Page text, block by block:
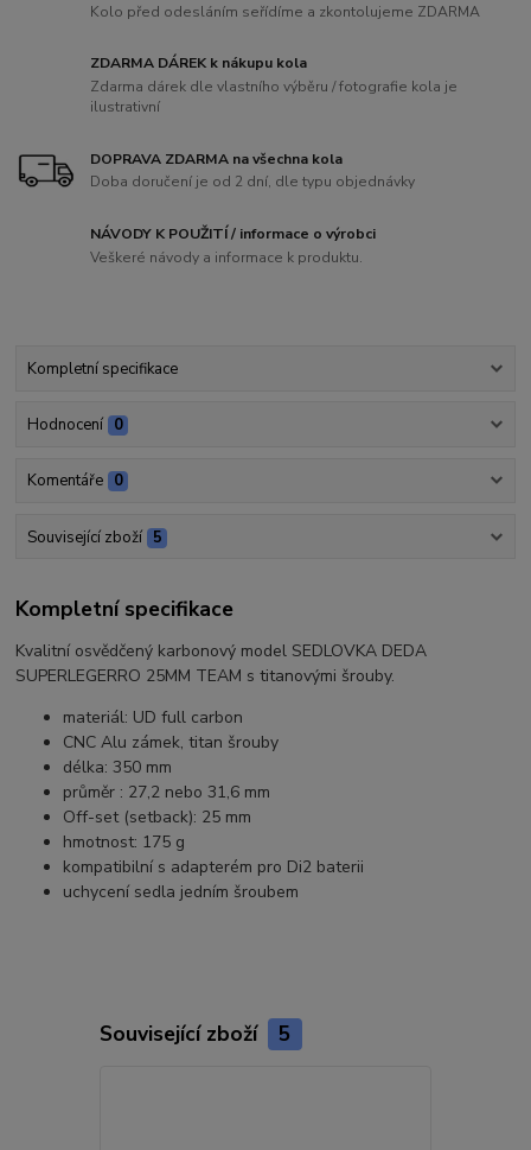
Kolo před odesláním seřídíme a zkontolujeme ZDARMA
ZDARMA DÁREK k nákupu kola
Zdarma dárek dle vlastního výběru / fotografie kola je
ilustrativní
DOPRAVA ZDARMA na všechna kola
Doba doručení je od 2 dní, dle typu objednávky
NÁVODY K POUŽITÍ / informace o výrobci
Veškeré návody a informace k produktu.
Kompletní specifikace
Hodnocení 0
Komentáře 0
Související zboží 5
Kompletní specifikace
Kvalitní osvědčený karbonový model SEDLOVKA DEDA
SUPERLEGERRO 25MM TEAM s titanovými šrouby.
materiál: UD full carbon
CNC Alu zámek, titan šrouby
délka: 350 mm
průměr : 27,2 nebo 31,6 mm
Off-set (setback): 25 mm
hmotnost: 175 g
kompatibilní s adapterém pro Di2 baterii
uchycení sedla jedním šroubem
Související zboží 5